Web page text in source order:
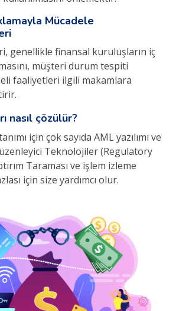
Mücadele
genellikle finansal kuruluşların iç
müşteri durum tespiti
faaliyetleri ilgili makamlara
nasıl çözülür?
için çok sayıda AML yazılımı ve
Teknolojiler (Regulatory
Taraması ve işlem izleme
için size yardımcı olur.